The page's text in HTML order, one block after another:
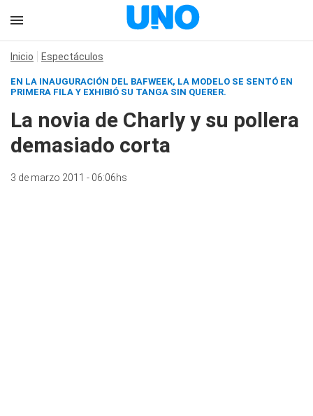
Inicio Espectáculos
EN LA INAUGURACIÓN DEL BAFWEEK, LA MODELO SE SENTÓ EN
PRIMERA FILA Y EXHIBIÓ SU TANGA SIN QUERER.
La novia de Charly y su pollera
demasiado corta
3 de marzo 2011 - 06:06hs